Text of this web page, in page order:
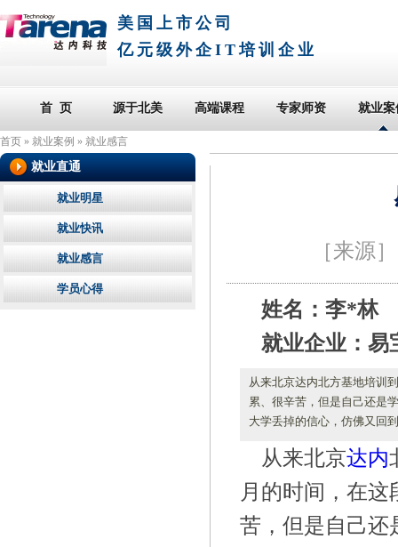
美国上市公司
亿元级外企IT培训企业
首 页 源于北美 高端课程 专家师资 就业案
首页 » 就业案例 » 就业感言
［来源
姓名：李*林
就业企业：易
从来北京达内北方基地培训
累、很辛苦，但是自己还是
大学丢掉的信心，仿佛又回
从来北京达内
月的时间，在
苦，但是自己还
就业直通
就业明星
就业快讯
就业感言
学员心得